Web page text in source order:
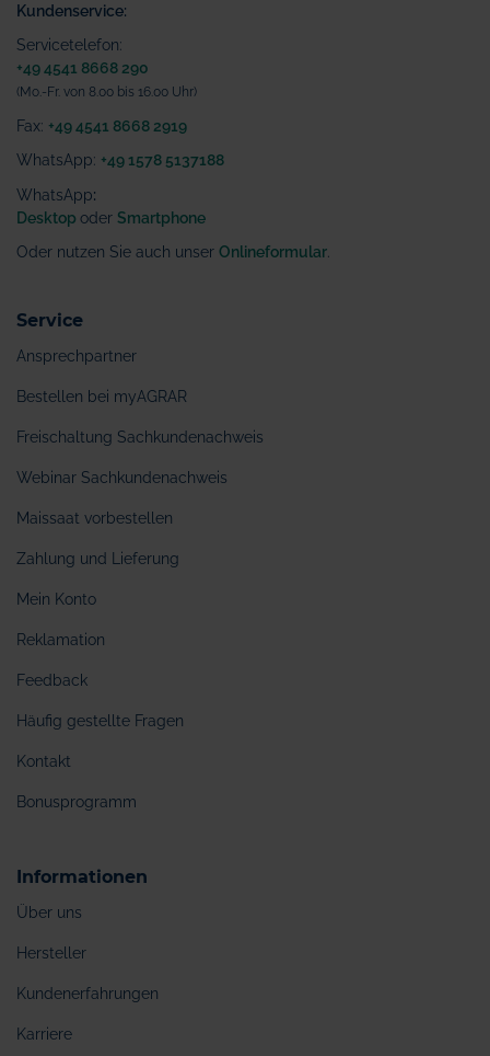
Kundenservice:
Servicetelefon:
+49 4541 8668 290
(Mo.-Fr. von 8.00 bis 16.00 Uhr)
Fax: +49 4541 8668 2919
WhatsApp: +49 1578 5137188
WhatsApp:
Desktop oder Smartphone
Oder nutzen Sie auch unser Onlineformular
Service
Ansprechpartner
Bestellen bei myAGRAR
Freischaltung Sachkundenachweis
Webinar Sachkundenachweis
Maissaat vorbestellen
Zahlung und Lieferung
Mein Konto
Reklamation
Feedback
Häufig gestellte Fragen
Kontakt
Bonusprogramm
Informationen
Über uns
Hersteller
Kundenerfahrungen
Karriere